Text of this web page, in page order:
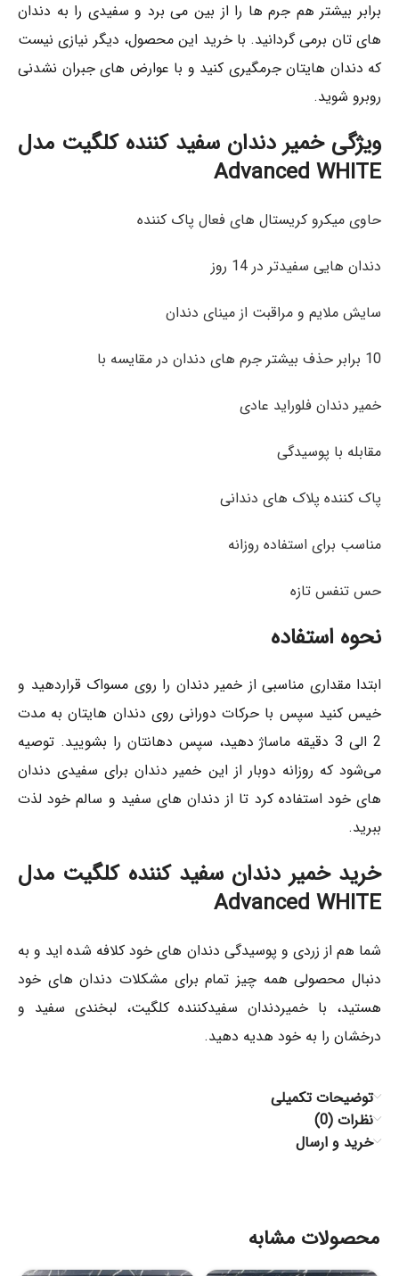
برابر بیشتر هم جرم ها را از بین می برد و سفیدی را به دندان
های تان برمی گردانید. با خرید این محصول، دیگر نیازی نیست
که دندان هایتان جرمگیری کنید و با عوارض های جبران نشدنی
روبرو شوید.
ویژگی‌ خمیر دندان سفید کننده کلگیت مدل
Advanced WHITE
حاوی میکرو کریستال های فعال پاک کننده
دندان هایی سفیدتر در 14 روز
سایش ملایم و مراقبت از مینای دندان
10 برابر حذف بیشتر جرم های دندان در مقایسه با
خمیر دندان فلوراید عادی
مقابله با پوسیدگی
پاک کننده پلاک های دندانی
مناسب برای استفاده روزانه
حس تنفس تازه
نحوه استفاده
ابتدا مقداری مناسبی از خمیر دندان را روی مسواک قراردهید و
خیس کنید سپس با حرکات دورانی روی دندان هایتان به مدت
2 الی 3 دقیقه ماساژ دهید، سپس دهانتان را بشویید. توصیه
می‌شود که روزانه دوبار از این خمیر دندان برای سفیدی دندان
های خود استفاده کرد تا از دندان های سفید و سالم خود لذت
ببرید‌.
خرید خمیر دندان سفید کننده کلگیت مدل
Advanced WHITE
شما هم از زردی و پوسیدگی دندان های خود کلافه شده اید و به
دنبال محصولی همه چیز تمام برای مشکلات دندان های خود
هستید، با خمیردندان سفیدکننده کلگیت، لبخندی سفید و
درخشان را به خود هدیه دهید.
توضیحات تکمیلی
نظرات (0)
خرید و ارسال
محصولات مشابه